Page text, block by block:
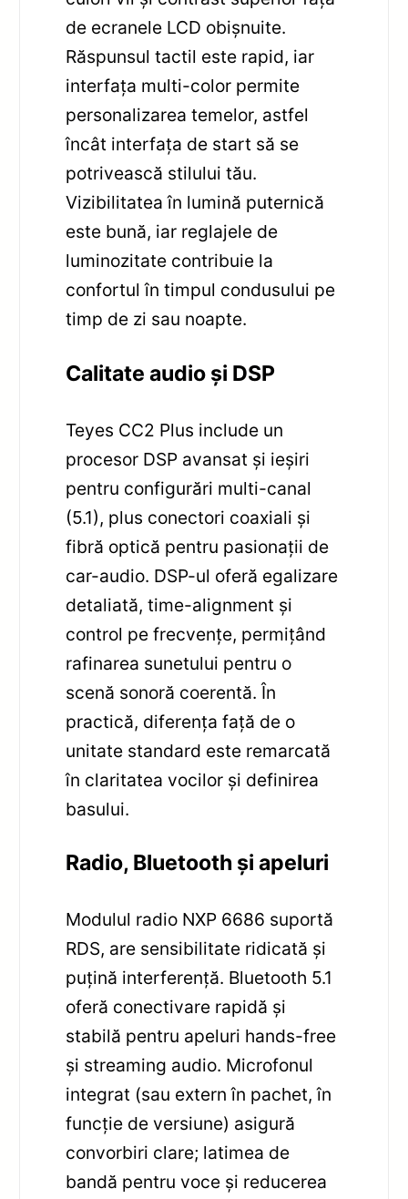
de ecranele LCD obișnuite.
Răspunsul tactil este rapid, iar
interfața multi-color permite
personalizarea temelor, astfel
încât interfața de start să se
potrivească stilului tău.
Vizibilitatea în lumină puternică
este bună, iar reglajele de
luminozitate contribuie la
confortul în timpul condusului pe
timp de zi sau noapte.
Calitate audio și DSP
Teyes CC2 Plus include un
procesor DSP avansat și ieșiri
pentru configurări multi-canal
(5.1), plus conectori coaxiali și
fibră optică pentru pasionații de
car-audio. DSP-ul oferă egalizare
detaliată, time-alignment și
control pe frecvențe, permițând
rafinarea sunetului pentru o
scenă sonoră coerentă. În
practică, diferența față de o
unitate standard este remarcată
în claritatea vocilor și definirea
basului.
Radio, Bluetooth și apeluri
Modulul radio NXP 6686 suportă
RDS, are sensibilitate ridicată și
puțină interferență. Bluetooth 5.1
oferă conectivare rapidă și
stabilă pentru apeluri hands-free
și streaming audio. Microfonul
integrat (sau extern în pachet, în
funcție de versiune) asigură
convorbiri clare; latimea de
bandă pentru voce și reducerea